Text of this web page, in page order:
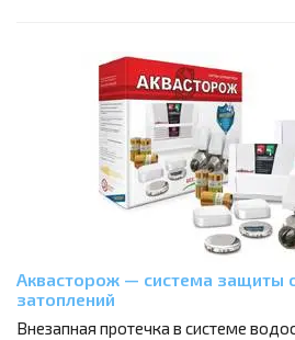
Аквасторож — система защиты
затоплений
Внезапная протечка в системе